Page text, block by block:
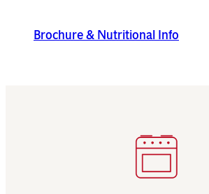
Brochure & Nutritional Info